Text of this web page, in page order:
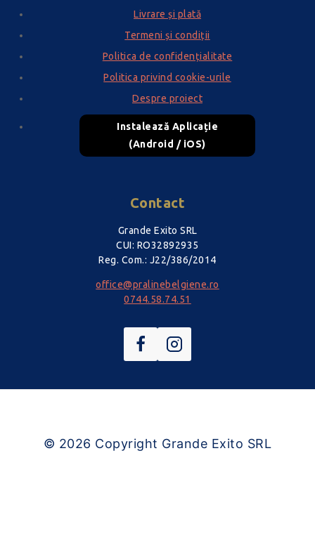
Livrare și plată
Termeni și condiții
Politica de confidențialitate
Politica privind cookie-urile
Despre proiect
Instalează Aplicație
(Android / iOS)
Contact
Grande Exito SRL
CUI: RO32892935
Reg. Com.: J22/386/2014
office@pralinebelgiene.ro
0744.58.74.51
© 2026 Copyright Grande Exito SRL